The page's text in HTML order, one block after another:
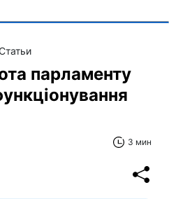
парламенту
3 мин